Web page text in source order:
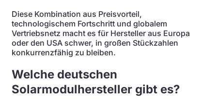
Diese Kombination aus Preisvorteil,
technologischem Fortschritt und globalem
Vertriebsnetz macht es für Hersteller aus Europa
oder den USA schwer, in großen Stückzahlen
konkurrenzfähig zu bleiben.
Welche deutschen
Solarmodulhersteller gibt es?